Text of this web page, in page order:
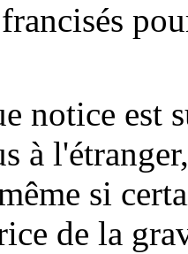
notice est
à
si
de la